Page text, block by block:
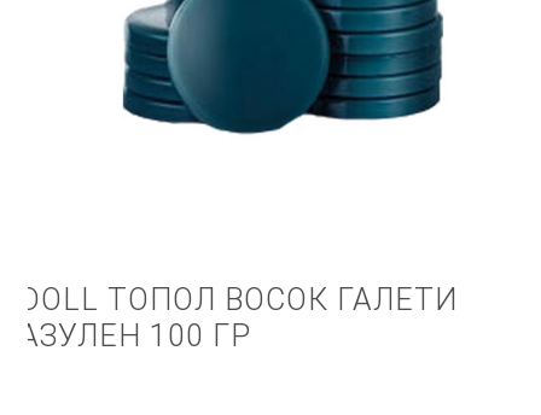
КОШНИЧКА
НАШИ БРЕНДОВИ ЗА КОЗМЕТИКА И ФРИЗЕРАЈ
ПРОИЗВОДИ
DOLL ТОПОЛ ВОСОК ГАЛЕТИ
АЗУЛЕН 100 ГР